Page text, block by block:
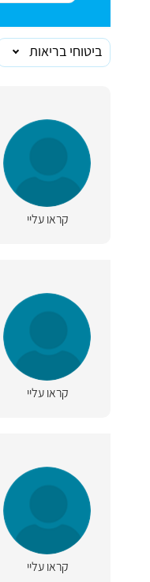
ביטוחי בריאות
קראו עליי
קראו עליי
קראו עליי